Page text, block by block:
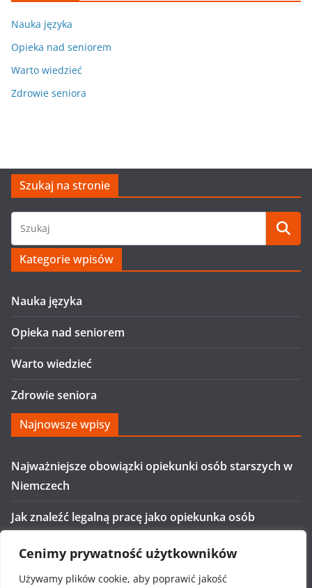
Cenimy prywatność użytkowników
Używamy plików cookie, aby poprawić jakość
Nauka języka
Opieka nad seniorem
Warto wiedzieć
Zdrowie seniora
Szukaj na stronie
Kategorie wpisów
Nauka języka
Opieka nad seniorem
Warto wiedzieć
Zdrowie seniora
Najnowsze wpisy
Najważniejsze obowiązki opiekunki osób starszych w
Niemczech
Jak znaleźć legalną pracę jako opiekunka osób